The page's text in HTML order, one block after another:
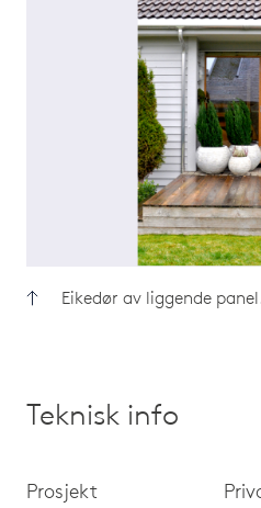
Eikedør av liggende
Teknisk info
Prosjekt